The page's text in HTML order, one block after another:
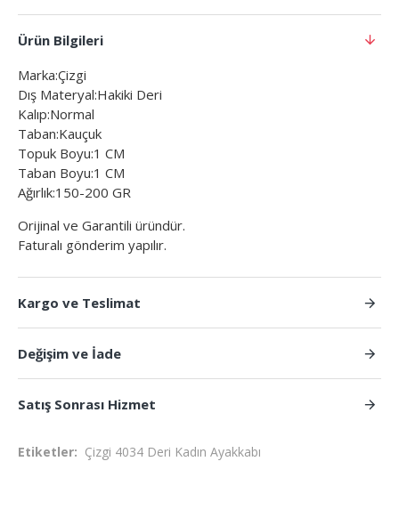
Ürün Bilgileri
Marka:Çizgi
Dış Materyal:Hakiki Deri
Kalıp:Normal
Taban:Kauçuk
Topuk Boyu:1 CM
Taban Boyu:1 CM
Ağırlık:150-200 GR
Orijinal ve Garantili üründür.
Faturalı gönderim yapılır.
Kargo ve Teslimat
Değişim ve İade
Satış Sonrası Hizmet
Etiketler: Çizgi 4034 Deri Kadın Ayakkabı